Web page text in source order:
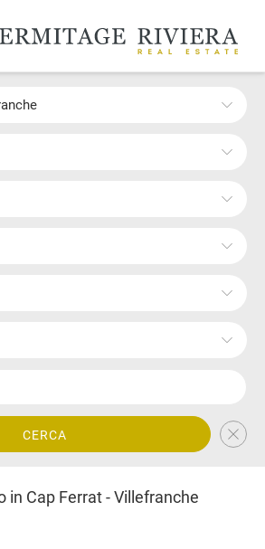
CERCA
in Cap Ferrat - Villefranche